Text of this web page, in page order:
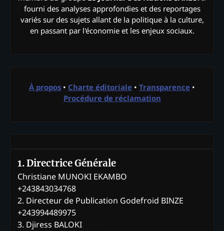
fourni des analyses approfondies et des reportages
variés sur des sujets allant de la politique à la culture,
en passant par l'économie et les enjeux sociaux.
À propos • Charte éditoriale • Transparence •
Procédure de réclamation
1. Directrice Générale
Christiane MUNOKI EKAMBO
+243843034768
2. Directeur de Publication Godefroid BINZE
+243994489975
3. Djiress BALOKI